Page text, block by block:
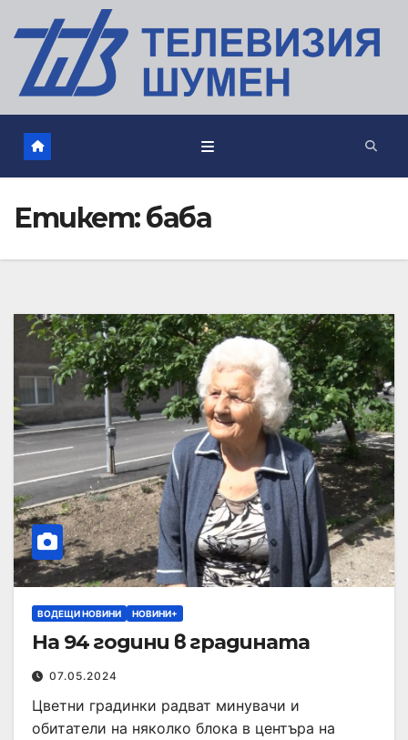
Етикет:баба
ВОДЕЩИ НОВИНИ НОВИНИ+
На 94 години в градината
07.05.2024
Цветни градинки радват минувачи и
обитатели на няколко блока в центъра на